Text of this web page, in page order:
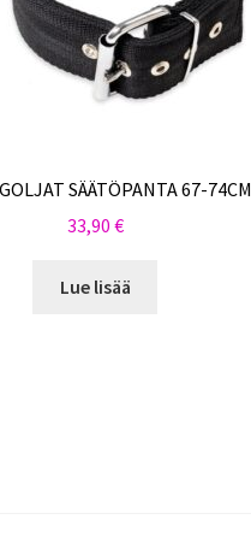
SÄÄTÖPANTA 67-74CM
33,90 €
Lue lisää